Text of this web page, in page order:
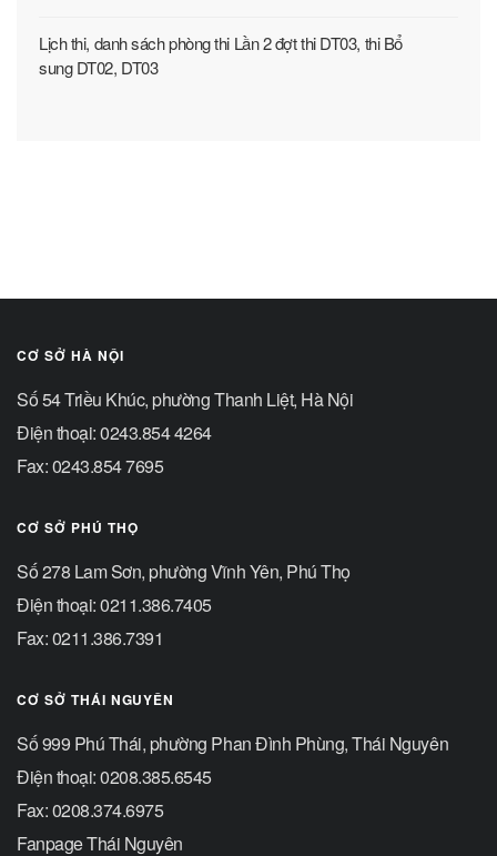
Lịch thi, danh sách phòng thi Lần 2 đợt thi DT03, thi Bổ
sung DT02, DT03
CƠ SỞ HÀ NỘI
Số 54 Triều Khúc, phường Thanh Liệt, Hà Nội
Điện thoại: 0243.854 4264
Fax: 0243.854 7695
CƠ SỞ PHÚ THỌ
Số 278 Lam Sơn, phường Vĩnh Yên, Phú Thọ
Điện thoại: 0211.386.7405
Fax: 0211.386.7391
CƠ SỞ THÁI NGUYÊN
Số 999 Phú Thái, phường Phan Đình Phùng, Thái Nguyên
Điện thoại: 0208.385.6545
Fax: 0208.374.6975
Fanpage Thái Nguyên